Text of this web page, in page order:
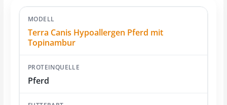
Terra Canis Hypoallergen Pferd mit
Topinambur
Pferd